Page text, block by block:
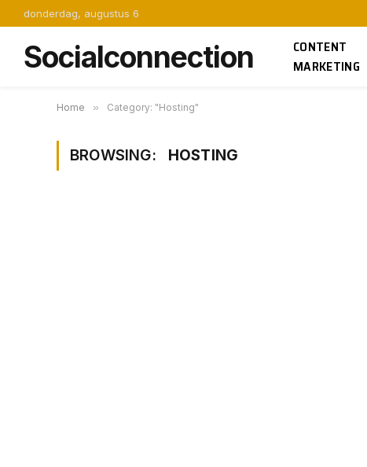
donderdag, augustus 6
Socialconnection
CONTENT
MARKETING
Home » Category: "Hosting"
BROWSING: HOSTING